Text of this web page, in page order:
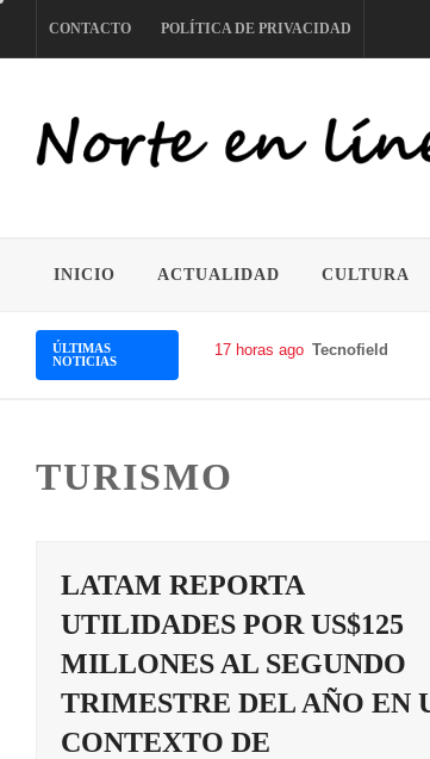
to
CONTACTO POLÍTICA DE PRIVACIDAD
NORTE EN
INICIO ACTUALIDAD CULTURA
ÚLTIMAS
NOTICIAS
17 horas ago Tecnofields
TURISMO
LATAM REPORTA
UTILIDADES POR US$125
MILLONES AL SEGUNDO
TRIMESTRE DEL AÑO EN
CONTEXTO DE